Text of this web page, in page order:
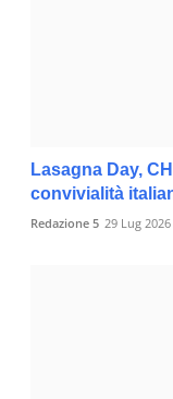
Lasagna Day,
convivialità
Redazione 5 29 Lug